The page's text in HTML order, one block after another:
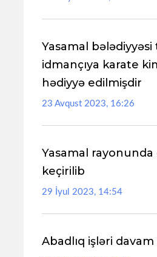
Yasamal
idmançıya karate
hədiyyə edilmişdir
23 Avqust 2023, 16:26
Yasamal rayonunda
keçirilib
29 İyul 2023, 14:54
Abadlıq işləri